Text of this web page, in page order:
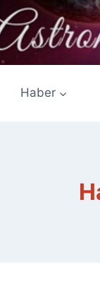
Haber